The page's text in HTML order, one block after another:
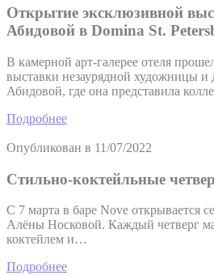
Открытие эксклюзивной
Абидовой в Domina St.
В камерной арт-галерее отеля
выставки незаурядной художницы
Абидовой, где она представила
Подробнее
Опубликован в 11/07/2022
Стильно-коктейльные
С 7 марта в баре Nove открывается
Алёны Носковой. Каждый четверг
коктейлем и…
Подробнее